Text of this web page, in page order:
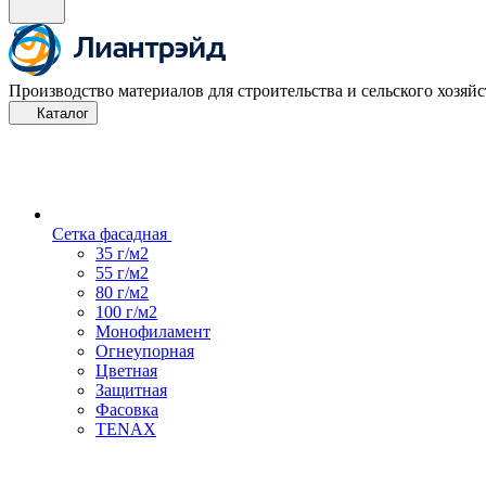
Производство материалов для строительства и сельского
Каталог
Сетка фасадная
35 г/м2
55 г/м2
80 г/м2
100 г/м2
Монофиламент
Огнеупорная
Цветная
Защитная
Фасовка
TENAX